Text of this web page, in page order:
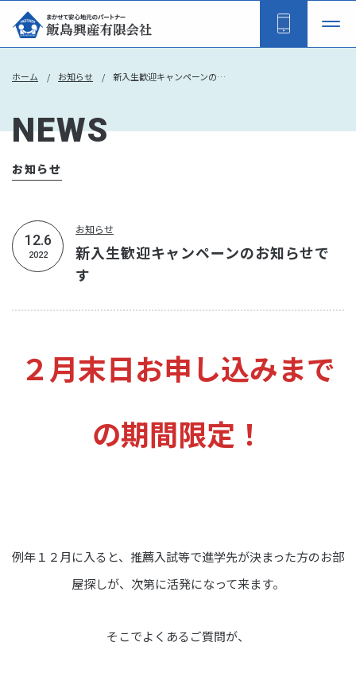
ホーム お知らせ 新入生歓迎キャンペーンのお知らせです
NEWS
お知らせ
12.6
2022
お知らせ
新入生歓迎キャンペーンのお知らせで
す
２月末日お申し込みまで
の期間限定！
例年１２月に入ると、推薦入試等で進学先が決まった方のお部
屋探しが、次第に活発になって来ます。
そこでよくあるご質問が、